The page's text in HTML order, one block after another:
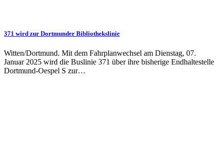
371 wird zur Dortmunder Bibliothekslinie
Witten/Dortmund. Mit dem Fahrplanwechsel am Dienstag, 07.
Januar 2025 wird die Buslinie 371 über ihre bisherige Endhaltestelle
Dortmund-Oespel S zur…